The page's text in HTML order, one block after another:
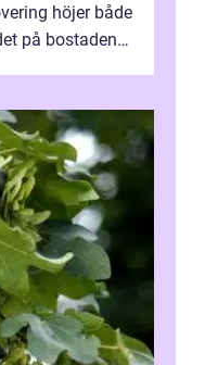
höjer både
på bostaden.